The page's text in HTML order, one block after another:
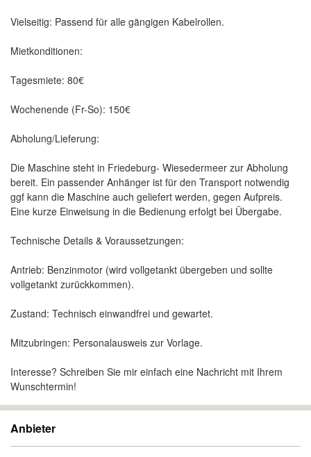
​Vielseitig: Passend für alle gängigen Kabelrollen.
​Mietkonditionen:
​Tagesmiete: 80€
​Wochenende (Fr-So): 150€
​Abholung/Lieferung:
Die Maschine steht in Friedeburg- Wiesedermeer zur Abholung
bereit. Ein passender Anhänger ist für den Transport notwendig
ggf kann die Maschine auch geliefert werden, gegen Aufpreis.
Eine kurze Einweisung in die Bedienung erfolgt bei Übergabe.
​Technische Details & Voraussetzungen:
​Antrieb: Benzinmotor (wird vollgetankt übergeben und sollte
vollgetankt zurückkommen).
​Zustand: Technisch einwandfrei und gewartet.
​Mitzubringen: Personalausweis zur Vorlage.
​Interesse? Schreiben Sie mir einfach eine Nachricht mit Ihrem
Wunschtermin!
Anbieter